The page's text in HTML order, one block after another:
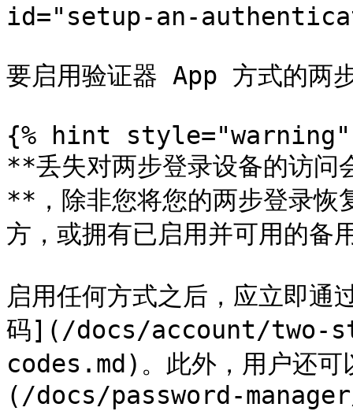
id="setup-an-
要启用验证器 App 方式的两
{% hint style="warning"
**丢失对两步登录设备的访问
**，除非您将您的两步登录恢
方，或拥有已启用并可用的备
启用任何方式之后，应立即
码](/docs/account/two-
codes.md)。此外，用户还
(/docs/password-